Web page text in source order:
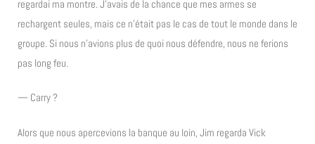
regardai ma montre. J’avais de la chance que mes armes se
rechargent seules, mais ce n’était pas le cas de tout le monde dans le
groupe. Si nous n’avions plus de quoi nous défendre, nous ne ferions
pas long feu.
— Carry ?
Alors que nous apercevions la banque au loin, Jim regarda Vick